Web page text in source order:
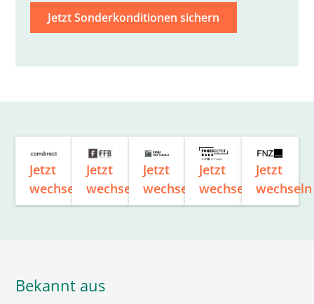
Jetzt Sonderkonditionen sichern
Jetzt
wechseln
Jetzt
wechseln
Jetzt
wechseln
Jetzt
wechseln
Jetzt
wechseln
Bekannt aus